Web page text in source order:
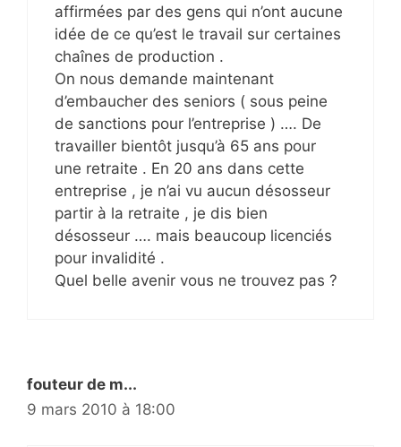
affirmées par des gens qui n’ont aucune
idée de ce qu’est le travail sur certaines
chaînes de production .
On nous demande maintenant
d’embaucher des seniors ( sous peine
de sanctions pour l’entreprise ) …. De
travailler bientôt jusqu’à 65 ans pour
une retraite . En 20 ans dans cette
entreprise , je n’ai vu aucun désosseur
partir à la retraite , je dis bien
désosseur …. mais beaucoup licenciés
pour invalidité .
Quel belle avenir vous ne trouvez pas ?
fouteur de m...
9 mars 2010 à 18:00